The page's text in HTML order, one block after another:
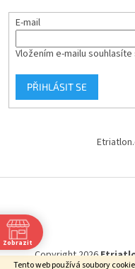
Tento web používá soubory
E-mail
Vložením e-mailu souhlasíte
PŘIHLÁSIT SE
Copyright 2026
Zobrazit